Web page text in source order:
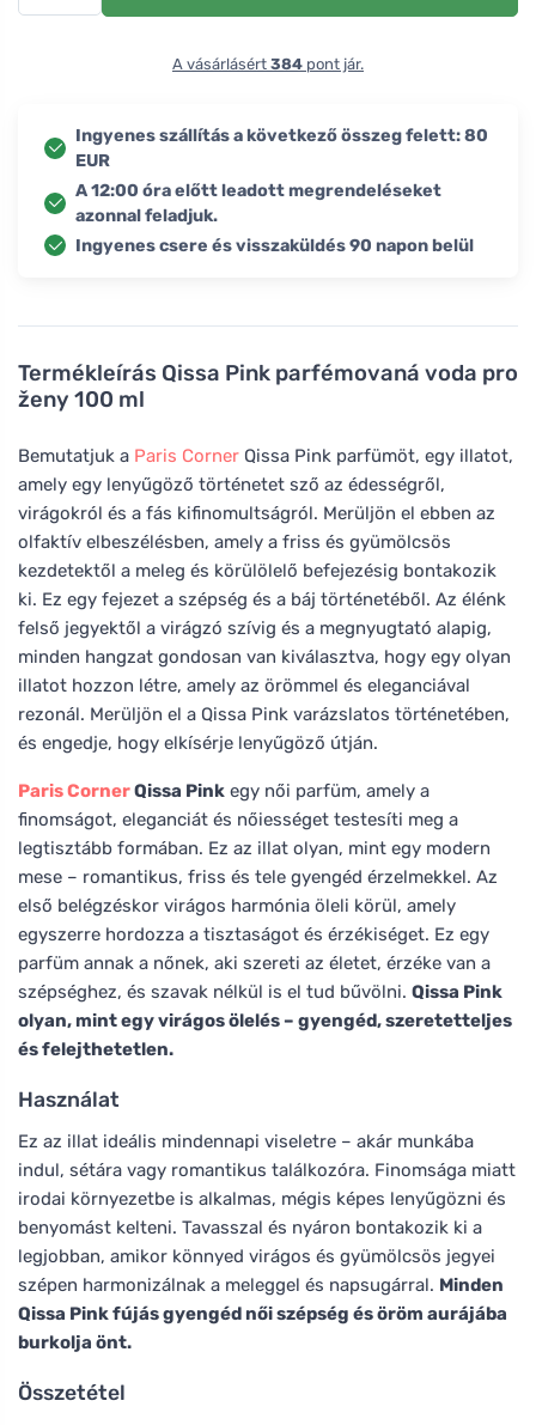
Termékleírás Qissa Pink parfémovaná voda pro
ženy 100 ml
Bemutatjuk a Paris Corner Qissa Pink parfümöt, egy illatot,
amely egy lenyűgöző történetet sző az édességről,
virágokról és a fás kifinomultságról. Merüljön el ebben az
olfaktív elbeszélésben, amely a friss és gyümölcsös
kezdetektől a meleg és körülölelő befejezésig bontakozik
ki. Ez egy fejezet a szépség és a báj történetéből. Az élénk
felső jegyektől a virágzó szívig és a megnyugtató alapig,
minden hangzat gondosan van kiválasztva, hogy egy olyan
illatot hozzon létre, amely az örömmel és eleganciával
rezonál. Merüljön el a Qissa Pink varázslatos történetében,
és engedje, hogy elkísérje lenyűgöző útján.
Paris CornerQissa Pink egy női parfüm, amely a
finomságot, eleganciát és nőiességet testesíti meg a
legtisztább formában. Ez az illat olyan, mint egy modern
mese – romantikus, friss és tele gyengéd érzelmekkel. Az
első belégzéskor virágos harmónia öleli körül, amely
egyszerre hordozza a tisztaságot és érzékiséget. Ez egy
parfüm annak a nőnek, aki szereti az életet, érzéke van a
szépséghez, és szavak nélkül is el tud bűvölni. Qissa Pink
olyan, mint egy virágos ölelés – gyengéd, szeretetteljes
és felejthetetlen.
Használat
Ez az illat ideális mindennapi viseletre – akár munkába
indul, sétára vagy romantikus találkozóra. Finomsága miatt
irodai környezetbe is alkalmas, mégis képes lenyűgözni és
benyomást kelteni. Tavasszal és nyáron bontakozik ki a
legjobban, amikor könnyed virágos és gyümölcsös jegyei
szépen harmonizálnak a meleggel és napsugárral. Minden
Qissa Pink fújás gyengéd női szépség és öröm aurájába
burkolja önt.
Összetétel
A vásárlásért 384 pont jár.
Ingyenes szállítás a következő összeg felett: 80
EUR
A 12:00 óra előtt leadott megrendeléseket
azonnal feladjuk.
Ingyenes csere és visszaküldés 90 napon belül